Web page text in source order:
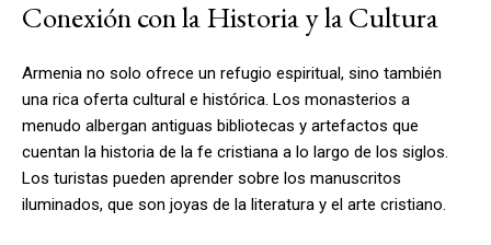
Conexión con la Historia y la Cultura
Armenia no solo ofrece un refugio espiritual, sino también
una rica oferta cultural e histórica. Los monasterios a
menudo albergan antiguas bibliotecas y artefactos que
cuentan la historia de la fe cristiana a lo largo de los siglos.
Los turistas pueden aprender sobre los manuscritos
iluminados, que son joyas de la literatura y el arte cristiano.